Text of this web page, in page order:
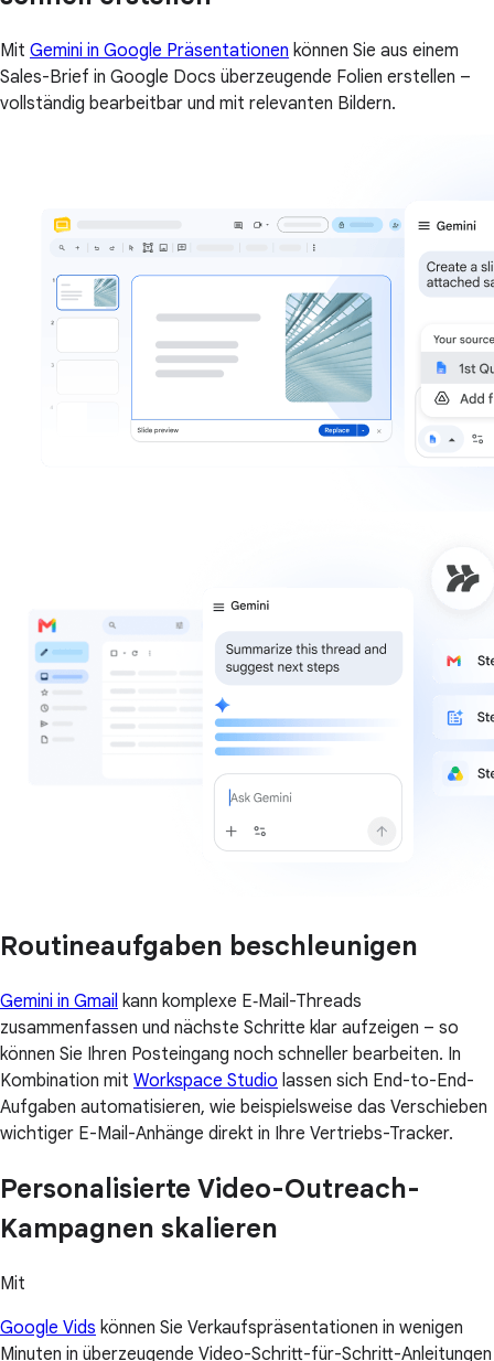
Mit Gemini in Google Präsentationen können Sie aus einem
Sales-Brief in Google Docs überzeugende Folien erstellen –
vollständig bearbeitbar und mit relevanten Bildern.
Routineaufgaben beschleunigen
Gemini in Gmail kann komplexe E‑Mail-Threads
zusammenfassen und nächste Schritte klar aufzeigen – so
können Sie Ihren Posteingang noch schneller bearbeiten. In
Kombination mit Workspace Studio lassen sich End-to-End-
Aufgaben automatisieren, wie beispielsweise das Verschieben
wichtiger E-Mail-Anhänge direkt in Ihre Vertriebs-Tracker.
Personalisierte Video-Outreach-
Kampagnen skalieren
Mit
Google Vids können Sie Verkaufspräsentationen in wenigen
Minuten in überzeugende Video-Schritt-für-Schritt-Anleitungen